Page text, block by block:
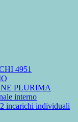
4951
PLURIMA
interno
incarichi individuali